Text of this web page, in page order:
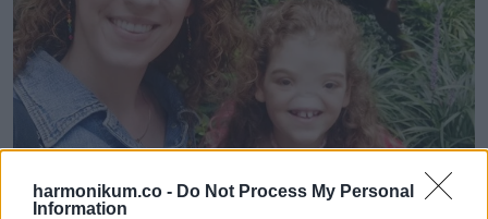
harmonikum.co - Do Not Process My Personal
Information